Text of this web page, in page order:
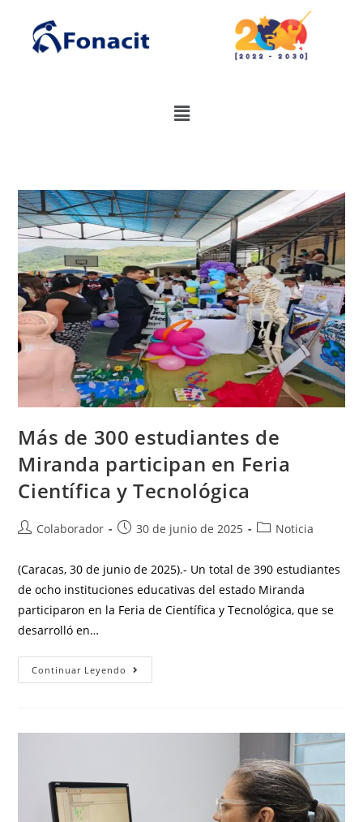
Más de 300 estudiantes de
Miranda participan en Feria
Científica y Tecnológica
Colaborador 30 de junio de 2025 Noticia
(Caracas, 30 de junio de 2025).- Un total de 390 estudiantes
de ocho instituciones educativas del estado Miranda
participaron en la Feria de Científica y Tecnológica, que se
desarrolló en…
Continuar Leyendo